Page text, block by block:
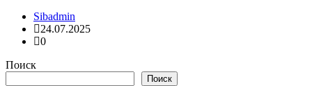
Sibadmin
24.07.2025
0
Поиск
Поиск